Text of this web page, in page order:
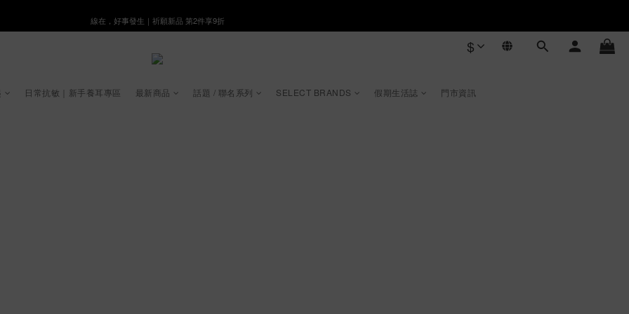
8月月初限定｜指定分類滿件88折！
線在，好事發生｜祈願新品 第2件享9折
$
日常抗敏｜新手養耳專區 最新商品 話題 / 聯名系列 SELECT BRANDS 假期生活誌 門市資訊